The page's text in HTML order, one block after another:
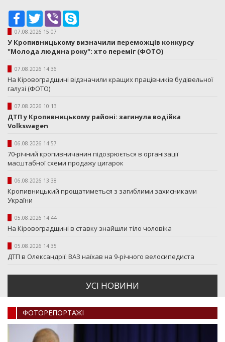
Facebook
TwitterViber
07.08.2026 15:07
У Кропивницькому визначили переможців конкурсу
"Молода людина року": хто переміг (ФОТО)
07.08.2026 14:36
На Кіровоградщині відзначили кращих працівників будівельної
галузі (ФОТО)
07.08.2026 10:13
ДТП у Кропивницькому районі: загинула водійка
Volkswagen
06.08.2026 14:57
70-річний кропивничанин підозрюється в організації
масштабної схеми продажу цигарок
06.08.2026 13:38
Кропивницький прощатиметься з загиблими захисниками
України
05.08.2026 14:44
На Кіровоградщині в ставку знайшли тіло чоловіка
05.08.2026 14:35
ДТП в Олександрії: ВАЗ наїхав на 9-річного велосипедиста
УСI НОВИНИ
ФОТОРЕПОРТАЖI